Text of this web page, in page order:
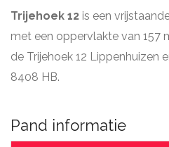
Trijehoek 12 is een
met een oppervlakte van 157
de Trijehoek 12 Lippenhuizen
8408 HB.
Pand informatie